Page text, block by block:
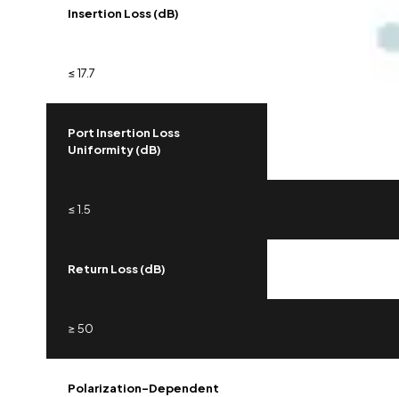
Insertion Loss (dB)
≤ 17.7
Port Insertion Loss
Uniformity (dB)
≤ 1.5
Return Loss (dB)
≥ 50
Polarization-Dependent